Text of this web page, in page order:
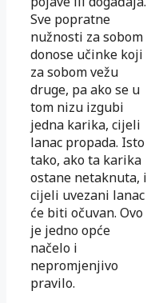
Sve popratne
nužnosti za sobom
donose učinke koji
za sobom vežu
druge, pa ako se u
tom nizu izgubi
jedna karika, cijeli
lanac propada. Isto
tako, ako ta karika
ostane netaknuta, i
cijeli uvezani lanac
će biti očuvan. Ovo
je jedno opće
načelo i
nepromjenjivo
pravilo.